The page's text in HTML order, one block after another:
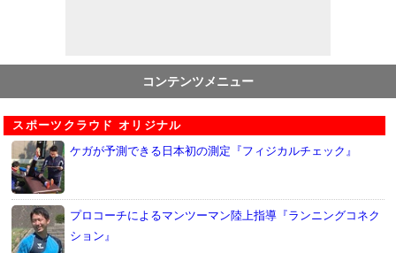
コンテンツメニュー
スポーツクラウド オリジナル
ケガが予測できる日本初の測定『フィジカルチェック』
プロコーチによるマンツーマン陸上指導『ランニングコネク
ション』